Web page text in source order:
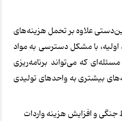
علاوه بر تحمل هزینه‌های
با مشکل دسترسی به مواد
که می‌تواند برنامه‌ریزی
بیشتری به واحدهای تولیدی
و افزایش هزینه واردات